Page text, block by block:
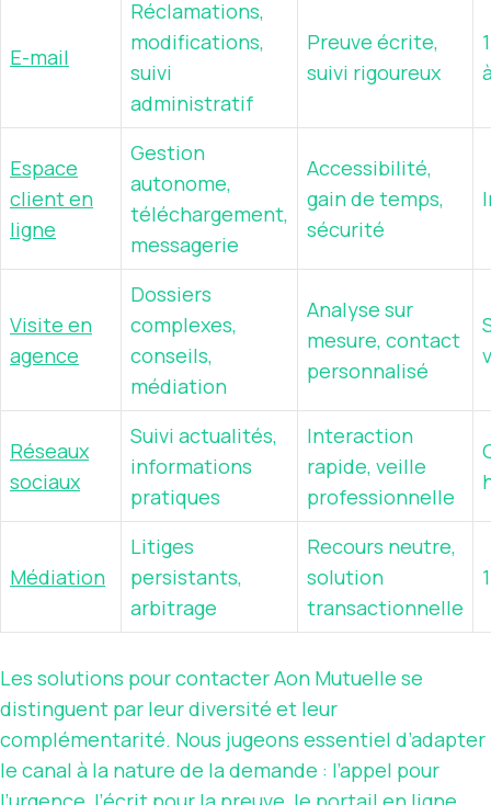
E-mail
Réclamations,
modifications,
suivi
administratif
Preuve écrite,
suivi rigoureux
Espace
client en
ligne
Gestion
autonome,
téléchargement,
messagerie
Accessibilité,
gain de temps,
sécurité
Visite en
agence
Dossiers
complexes,
conseils,
médiation
Analyse sur
mesure, contact
personnalisé
Réseaux
sociaux
Suivi actualités,
informations
pratiques
Interaction
rapide, veille
professionnelle
Médiation
Litiges
persistants,
arbitrage
Recours neutre,
solution
transactionnelle
Les solutions pour contacter Aon Mutuelle se
distinguent par leur diversité et leur
complémentarité. Nous jugeons essentiel d’adapter
le canal à la nature de la demande : l’appel pour